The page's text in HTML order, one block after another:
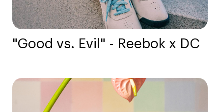
"Good vs. Evil" - Reebok x DC